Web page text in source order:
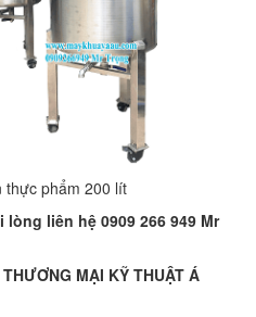
thực phẩm 200 lít
liên hệ 0909 266 949 Mr
MẠI KỸ THUẬT Á